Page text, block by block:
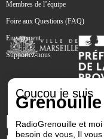
Membres de l’équipe
Foire aux Questions (FAQ)
Engagement
Supportez-nous
Coucou je suis
Grenouille
RadioGrenouille et
besoin de vous, Il